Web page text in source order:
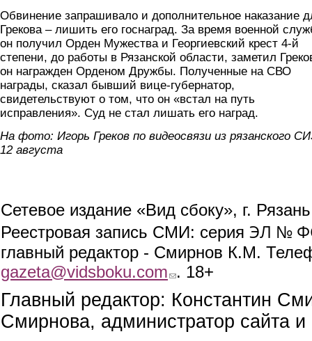
Обвинение запрашивало и дополнительное наказание
Грекова – лишить его госнаград. За время военной
он получил Орден Мужества и Георгиевский крест 4-й
степени, до работы в Рязанской области, заметил
он награжден Орденом Дружбы. Полученные на СВО
награды, сказал бывший вице-губернатор,
свидетельствуют о том, что он «встал на путь
исправления». Суд не стал лишать его наград.
На фото: Игорь Греков по видеосвязи из рязанского
12 августа
Сетевое издание «Вид сбоку», г.
Реестровая запись СМИ: серия ЭЛ №
главный редактор - Смирнов К.М.
gazeta@vidsboku.com (link sends e-mail)
. 18+
Главный редактор: Константин
Смирнова, администратор сайта